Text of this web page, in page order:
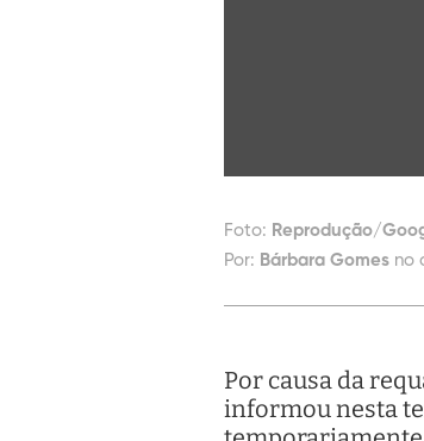
Foto: Reprodução/
Por: Bárbara Gomes no
Por causa da
informou nesta